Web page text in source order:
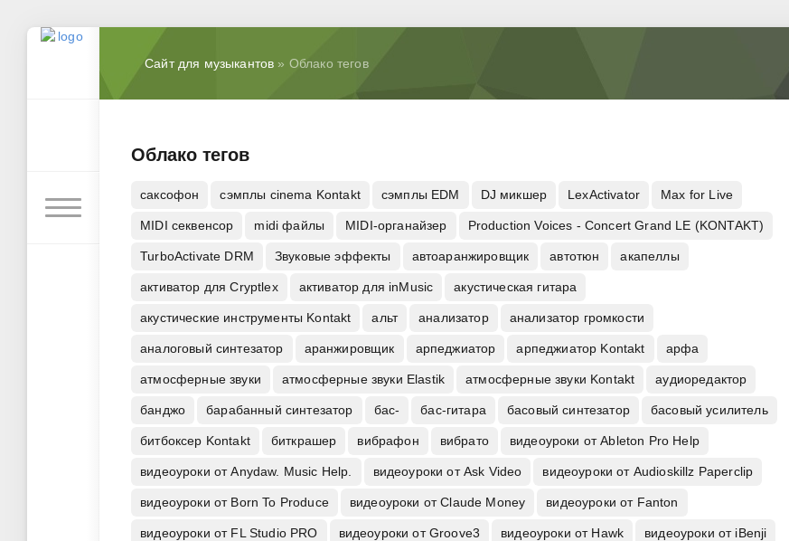
Сайт для музыкантов » Облако тегов
Облако тегов
cаксофон cэмплы cinema Kontakt cэмплы EDM DJ микшер LexActivator Max for Live
MIDI секвенсор midi файлы MIDI-органайзер Production Voices - Concert Grand LE (KONTAKT)
TurboActivate DRM Звуковые эффекты автоаранжировщик автотюн акапеллы
активатор для Cryptlex активатор для inMusic акустическая гитара
акустические инструменты Kontakt альт анализатор анализатор громкости
аналоговый синтезатор аранжировщик арпеджиатор арпеджиатор Kontakt арфа
атмосферные звуки атмосферные звуки Elastik атмосферные звуки Kontakt аудиоредактор
банджо барабанный синтезатор бас- бас-гитара басовый синтезатор басовый усилитель
битбоксер Kontakt биткрашер вибpaфoн вибрато видеоуроки от Ableton Pro Help
видеоуроки от Anydaw. Music Help. видеоуроки от Ask Video видеоуроки от Audioskillz Paperclip
видеоуроки от Born To Produce видеоуроки от Claude Money видеоуроки от Fanton
видеоуроки от FL Studio PRO видеоуроки от Groove3 видеоуроки от Hawk видеоуроки от iBenji